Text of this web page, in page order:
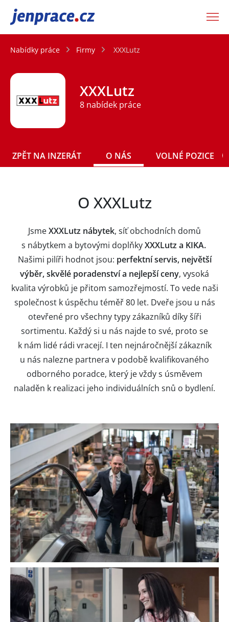
JenPráce.cz
Nabídky práce Firmy XXXLutz
XXXLutz
8 nabídek práce
ZPĚT NA INZERÁT O NÁS VOLNÉ POZICE
O XXXLutz
JsmeXXXLutz nábytek, síť obchodních domů
s nábytkem a bytovými doplňkyXXXLutz a KIKA.
Našimi pilíři hodnot jsou: perfektní servis, největší
výběr, skvělé poradenství a nejlepší ceny, vysoká
kvalita výrobků je přitom samozřejmostí. To vede naši
společnost k úspěchu téměř 80 let. Dveře jsou u nás
otevřené pro všechny typy zákazníků díky šíři
sortimentu. Každý si u nás najde to své, proto se
k nám lidé rádi vracejí. I ten nejnáročnější zákazník
u nás nalezne partnera v podobě kvalifikovaného
odborného poradce, který je vždy s úsměvem
naladěn k realizaci jeho individuálních snů o bydlení.